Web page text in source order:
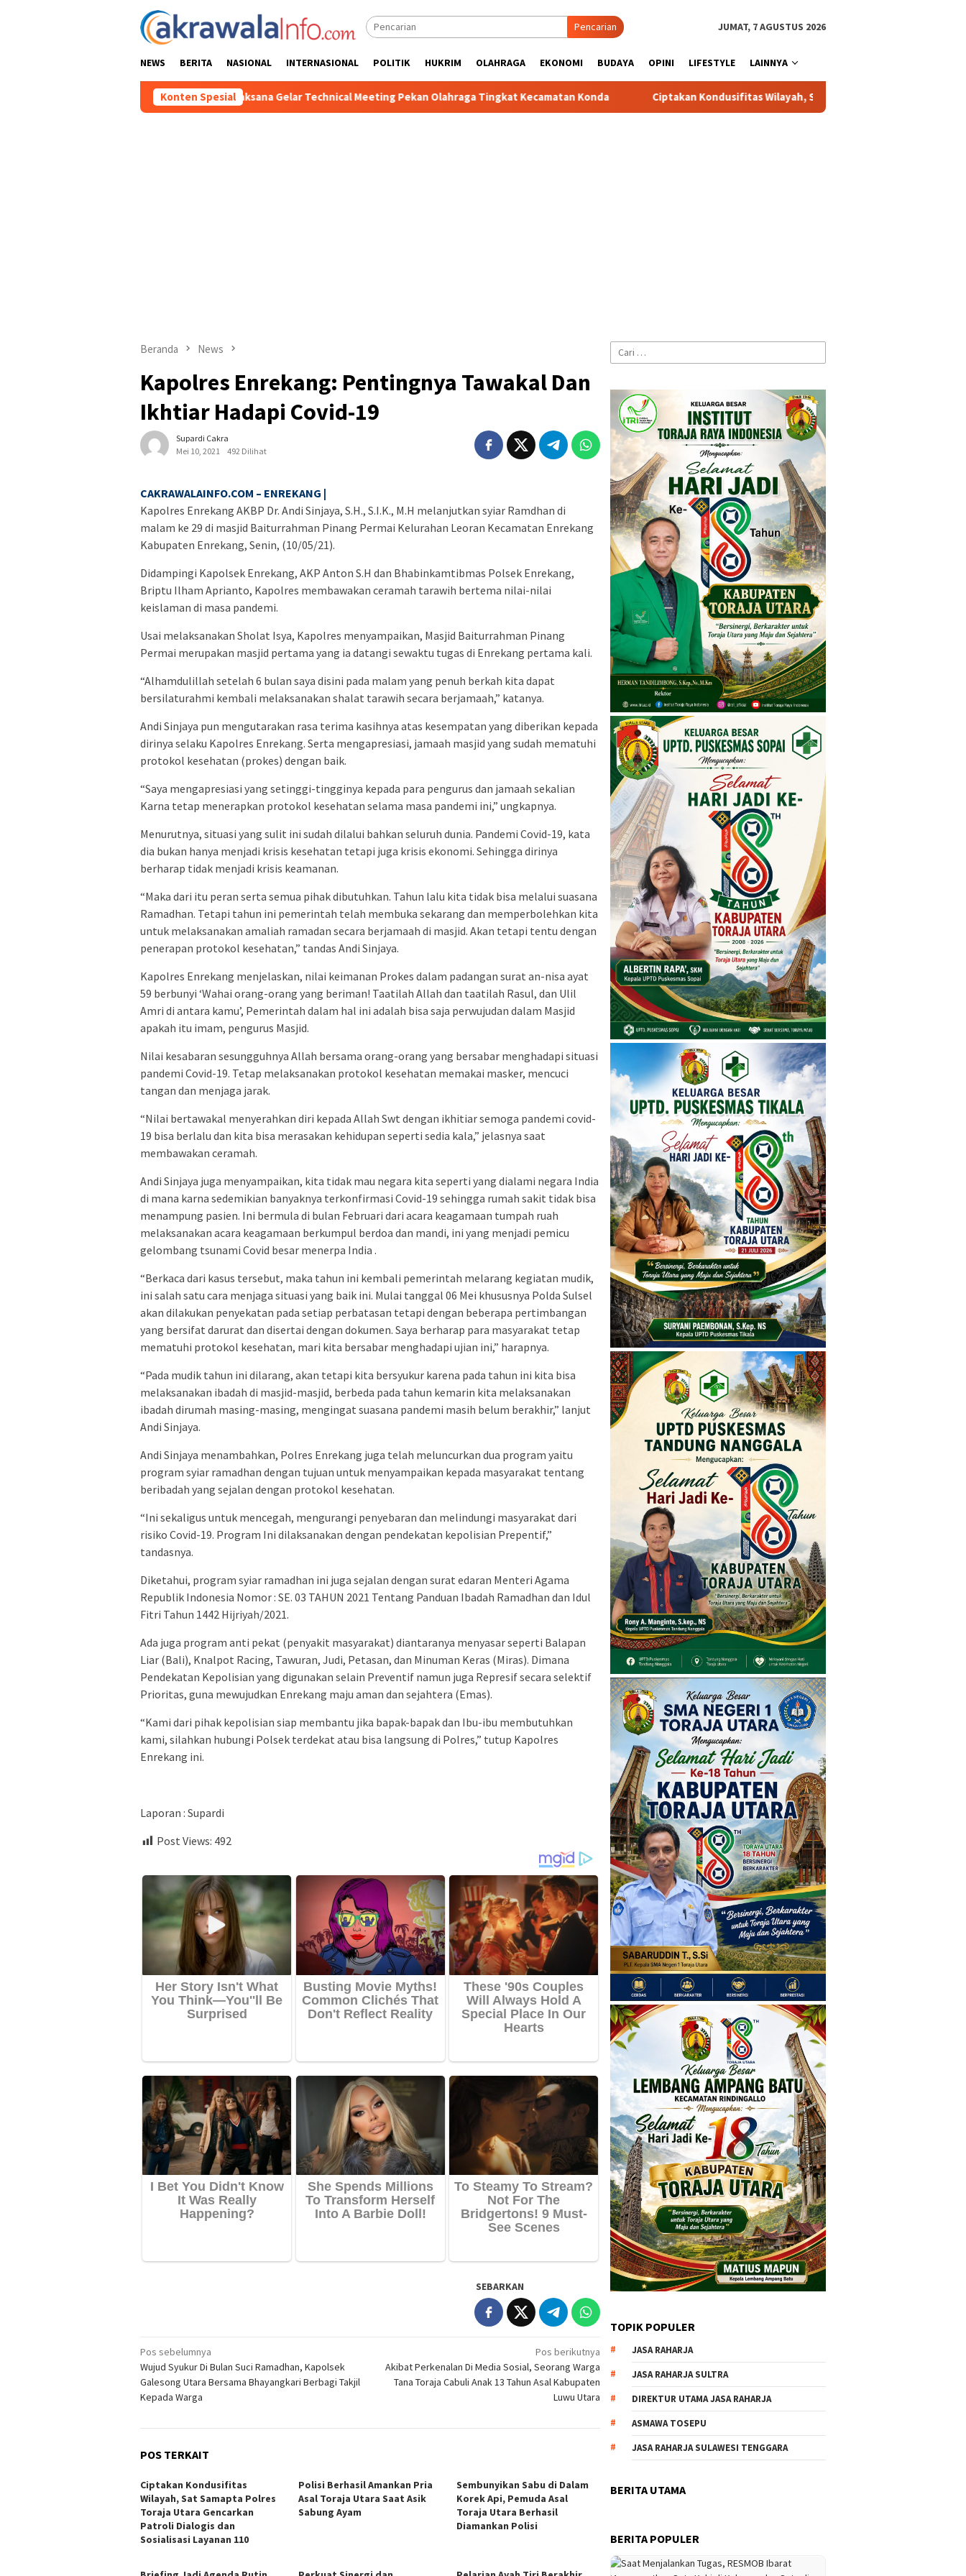
Pencarian JUMAT, 7 AGUSTUS 2026
NEWS BERITA NASIONAL INTERNASIONAL POLITIK HUKRIM OLAHRAGA EKONOMI BUDAYA OPINI LIFESTYLE LAINNYA
Konten Spesial
Ke-81 2026, Panitia Pelaksana Gelar Technical Meeting Pekan Olahraga Tingkat Kecamatan Konda Ciptakan Kondusifitas Wilayah, Sat Samapta Polres Toraja Utara Gencarkan Patroli
Beranda News
Kapolres Enrekang: Pentingnya Tawakal Dan
Ikhtiar Hadapi Covid-19
Supardi Cakra
Mei 10, 2021
492 Dilihat
CAKRAWALAINFO.COM – ENREKANG |
Kapolres Enrekang AKBP Dr. Andi Sinjaya, S.H., S.I.K., M.H melanjutkan syiar Ramdhan di
malam ke 29 di masjid Baiturrahman Pinang Permai Kelurahan Leoran Kecamatan Enrekang
Kabupaten Enrekang, Senin, (10/05/21).
Didampingi Kapolsek Enrekang, AKP Anton S.H dan Bhabinkamtibmas Polsek Enrekang,
Briptu Ilham Aprianto, Kapolres membawakan ceramah tarawih bertema nilai-nilai
keislaman di masa pandemi.
Usai melaksanakan Sholat Isya, Kapolres menyampaikan, Masjid Baiturrahman Pinang
Permai merupakan masjid pertama yang ia datangi sewaktu tugas di Enrekang pertama kali.
“Alhamdulillah setelah 6 bulan saya disini pada malam yang penuh berkah kita dapat
bersilaturahmi kembali melaksanakan shalat tarawih secara berjamaah,” katanya.
Andi Sinjaya pun mengutarakan rasa terima kasihnya atas kesempatan yang diberikan kepada
dirinya selaku Kapolres Enrekang. Serta mengapresiasi, jamaah masjid yang sudah mematuhi
protokol kesehatan (prokes) dengan baik.
“Saya mengapresiasi yang setinggi-tingginya kepada para pengurus dan jamaah sekalian
Karna tetap menerapkan protokol kesehatan selama masa pandemi ini,” ungkapnya.
Menurutnya, situasi yang sulit ini sudah dilalui bahkan seluruh dunia. Pandemi Covid-19, kata
dia bukan hanya menjadi krisis kesehatan tetapi juga krisis ekonomi. Sehingga dirinya
berharap tidak menjadi krisis keamanan.
“Maka dari itu peran serta semua pihak dibutuhkan. Tahun lalu kita tidak bisa melalui suasana
Ramadhan. Tetapi tahun ini pemerintah telah membuka sekarang dan memperbolehkan kita
untuk melaksanakan amaliah ramadan secara berjamaah di masjid. Akan tetapi tentu dengan
penerapan protokol kesehatan,” tandas Andi Sinjaya.
Kapolres Enrekang menjelaskan, nilai keimanan Prokes dalam padangan surat an-nisa ayat
59 berbunyi ‘Wahai orang-orang yang beriman! Taatilah Allah dan taatilah Rasul, dan Ulil
Amri di antara kamu’, Pemerintah dalam hal ini adalah bisa saja perwujudan dalam Masjid
apakah itu imam, pengurus Masjid.
Nilai kesabaran sesungguhnya Allah bersama orang-orang yang bersabar menghadapi situasi
pandemi Covid-19. Tetap melaksanakan protokol kesehatan memakai masker, mencuci
tangan dan menjaga jarak.
“Nilai bertawakal menyerahkan diri kepada Allah Swt dengan ikhitiar semoga pandemi covid-
19 bisa berlalu dan kita bisa merasakan kehidupan seperti sedia kala,” jelasnya saat
membawakan ceramah.
Andi Sinjaya juga menyampaikan, kita tidak mau negara kita seperti yang dialami negara India
di mana karna sedemikian banyaknya terkonfirmasi Covid-19 sehingga rumah sakit tidak bisa
menampung pasien. Ini bermula di bulan Februari dari acara keagamaan tumpah ruah
melaksanakan acara keagamaan berkumpul berdoa dan mandi, ini yang menjadi pemicu
gelombang tsunami Covid besar menerpa India .
“Berkaca dari kasus tersebut, maka tahun ini kembali pemerintah melarang kegiatan mudik,
ini salah satu cara menjaga situasi yang baik ini. Mulai tanggal 06 Mei khususnya Polda Sulsel
akan dilakukan penyekatan pada setiap perbatasan tetapi dengan beberapa pertimbangan
yang bersifat darurat dan disertai dengan dokumen. Saya berharap para masyarakat tetap
mematuhi protokol kesehatan, mari kita bersabar menghadapi ujian ini,” harapnya.
“Pada mudik tahun ini dilarang, akan tetapi kita bersyukur karena pada tahun ini kita bisa
melaksanakan ibadah di masjid-masjid, berbeda pada tahun kemarin kita melaksanakan
ibadah dirumah masing-masing, mengingat suasana pandemi masih belum berakhir,” lanjut
Andi Sinjaya.
Andi Sinjaya menambahkan, Polres Enrekang juga telah meluncurkan dua program yaitu
program syiar ramadhan dengan tujuan untuk menyampaikan kepada masyarakat tentang
beribadah yang sejalan dengan protokol kesehatan.
“Ini sekaligus untuk mencegah, mengurangi penyebaran dan melindungi masyarakat dari
risiko Covid-19. Program Ini dilaksanakan dengan pendekatan kepolisian Prepentif,”
tandasnya.
Diketahui, program syiar ramadhan ini juga sejalan dengan surat edaran Menteri Agama
Republik Indonesia Nomor : SE. 03 TAHUN 2021 Tentang Panduan Ibadah Ramadhan dan Idul
Fitri Tahun 1442 Hijriyah/2021.
Ada juga program anti pekat (penyakit masyarakat) diantaranya menyasar seperti Balapan
Liar (Bali), Knalpot Racing, Tawuran, Judi, Petasan, dan Minuman Keras (Miras). Dimana
Pendekatan Kepolisian yang digunakan selain Preventif namun juga Represif secara selektif
Prioritas, guna mewujudkan Enrekang maju aman dan sejahtera (Emas).
“Kami dari pihak kepolisian siap membantu jika bapak-bapak dan Ibu-ibu membutuhkan
kami, silahkan hubungi Polsek terdekat atau bisa langsung di Polres,” tutup Kapolres
Enrekang ini.
Laporan : Supardi
Post Views: 492
SEBARKAN
Navigasi
pos
Pos sebelumnya
Wujud Syukur Di Bulan Suci Ramadhan, Kapolsek
Galesong Utara Bersama Bhayangkari Berbagi Takjil
Kepada Warga
Pos berikutnya
Akibat Perkenalan Di Media Sosial, Seorang Warga
Tana Toraja Cabuli Anak 13 Tahun Asal Kabupaten
Luwu Utara
POS TERKAIT
Ciptakan Kondusifitas
Wilayah, Sat Samapta Polres
Toraja Utara Gencarkan
Patroli Dialogis dan
Sosialisasi Layanan 110
Polisi Berhasil Amankan Pria
Asal Toraja Utara Saat Asik
Sabung Ayam
Sembunyikan Sabu di Dalam
Korek Api, Pemuda Asal
Toraja Utara Berhasil
Diamankan Polisi
Cari
untuk:
TOPIK POPULER
JASA RAHARJA
JASA RAHARJA SULTRA
DIREKTUR UTAMA JASA RAHARJA
ASMAWA TOSEPU
JASA RAHARJA SULAWESI TENGGARA
BERITA UTAMA
BERITA POPULER